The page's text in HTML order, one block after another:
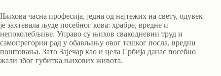
Њихова часна професија, једна од најтежих на свету, одувек
је захтевала људе посебног кова: храбре, вредне и
непоколебљиве. Управо су њихов свакодневни труд и
самопрегорни рад у обављању овог тешког посла, вредни
поштовања. Зато Зајечар као и цела Србија данас посебно
жали због губитка њихових живота.